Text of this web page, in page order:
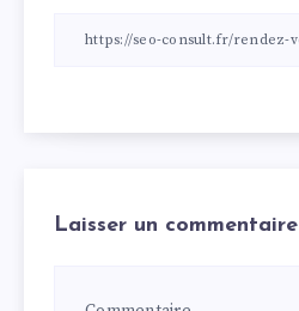
Laisser un commentaire